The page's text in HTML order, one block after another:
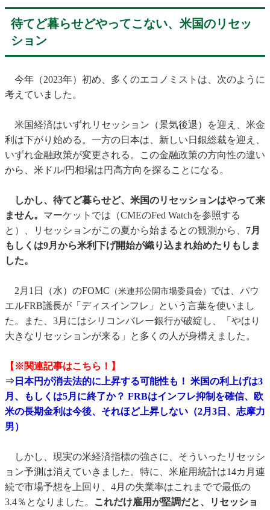
待てど暮らせどやってこない、米国のリセッ
ション
今年（2023年）初め、多くのエコノミストは、次のように
考えていました。
米国経済はいずれリセッション（景気後退）を迎え、米金
利は下がり始める。一方の日本は、新しい日銀総裁を迎え、
いずれ金融政策が変更される。この金融政策の方向性の違い
から、米ドル/円相場は円高方向を探ることになる。
しかし、待てど暮らせど、米国のリセッションはやって来
ません。 マーケットでは（CMEのFed Watchを参照する
と）、リセッションがこの夏から始まるとの観測から、 7月
もしくは9月から米利下げ開始が織り込まれ始めたりもしま
した。
2月1日（水）のFOMC （米連邦公開市場委員会） では、パウ
エルFRB議長が「ディスインフレ」という言葉を使いまし
た。また、3月にはシリコンバレー銀行が破綻し、「やはり
大きなリセッションが来る」と多くの人が身構えました。
【※関連記事はこちら！】
⇒ 日本円が消去法的に上昇する可能性も！ 米国の利上げは3
月、もしくは5月に終了か？ FRBはインフレ抑制を確信、欧
米の長期金利は今後、それほど上昇しない（2月3日、志摩力
男）
しかし、現実の米経済指標の強さに、そういったリセッシ
ョン予測は消えていきました。特に、米雇用統計は14カ月連
続で市場予想を上回り、4月の失業率はこれまでで最低の
3.4％となりました。
これだけ雇用が堅調だと、リセッショ